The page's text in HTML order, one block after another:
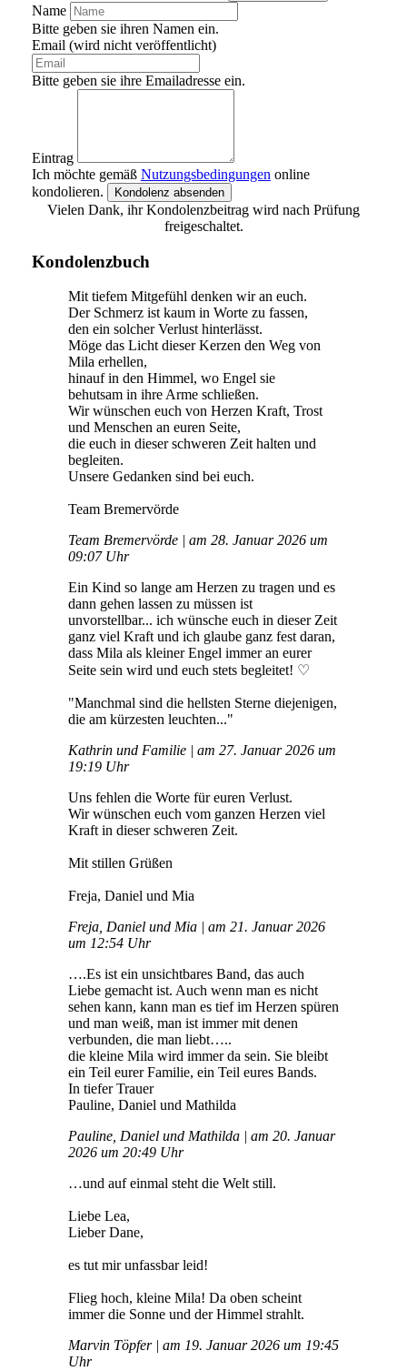
Name
Bitte geben sie ihren Namen ein.
Email (wird nicht veröffentlicht)
Bitte geben sie ihre Emailadresse ein.
Eintrag
Ich möchte gemäß Nutzungsbedingungen online
kondolieren.
Kondolenz absenden
Vielen Dank, ihr Kondolenzbeitrag wird nach Prüfung
freigeschaltet.
Kondolenzbuch
Mit tiefem Mitgefühl denken wir an euch.
Der Schmerz ist kaum in Worte zu fassen,
den ein solcher Verlust hinterlässt.
Möge das Licht dieser Kerzen den Weg von
Mila erhellen,
hinauf in den Himmel, wo Engel sie
behutsam in ihre Arme schließen.
Wir wünschen euch von Herzen Kraft, Trost
und Menschen an euren Seite,
die euch in dieser schweren Zeit halten und
begleiten.
Unsere Gedanken sind bei euch.
Team Bremervörde
Team Bremervörde | am 28. Januar 2026 um
09:07 Uhr
Ein Kind so lange am Herzen zu tragen und es
dann gehen lassen zu müssen ist
unvorstellbar... ich wünsche euch in dieser Zeit
ganz viel Kraft und ich glaube ganz fest daran,
dass Mila als kleiner Engel immer an eurer
Seite sein wird und euch stets begleitet! ♡
"Manchmal sind die hellsten Sterne diejenigen,
die am kürzesten leuchten..."
Kathrin und Familie | am 27. Januar 2026 um
19:19 Uhr
Uns fehlen die Worte für euren Verlust.
Wir wünschen euch vom ganzen Herzen viel
Kraft in dieser schweren Zeit.
Mit stillen Grüßen
Freja, Daniel und Mia
Freja, Daniel und Mia | am 21. Januar 2026
um 12:54 Uhr
….Es ist ein unsichtbares Band, das auch
Liebe gemacht ist. Auch wenn man es nicht
sehen kann, kann man es tief im Herzen spüren
und man weiß, man ist immer mit denen
verbunden, die man liebt…..
die kleine Mila wird immer da sein. Sie bleibt
ein Teil eurer Familie, ein Teil eures Bands.
In tiefer Trauer
Pauline, Daniel und Mathilda
Pauline, Daniel und Mathilda | am 20. Januar
2026 um 20:49 Uhr
…und auf einmal steht die Welt still.
Liebe Lea,
Lieber Dane,
es tut mir unfassbar leid!
Flieg hoch, kleine Mila! Da oben scheint
immer die Sonne und der Himmel strahlt.
Marvin Töpfer | am 19. Januar 2026 um 19:45
Uhr